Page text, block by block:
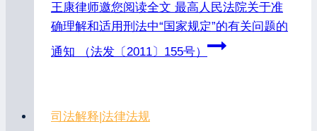
王康律师邀您阅读全文 最高人民法院关于准
确理解和适用刑法中“国家规定”的有关问题的
通知 （法发〔2011〕155号）
司法解释|法律法规